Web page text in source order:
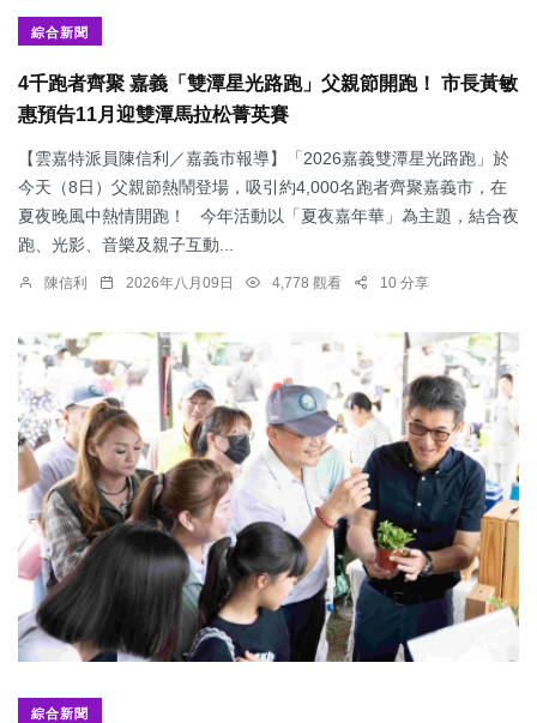
綜合新聞
4千跑者齊聚 嘉義「雙潭星光路跑」父親節開跑！ 市長黃敏
惠預告11月迎雙潭馬拉松菁英賽
【雲嘉特派員陳信利／嘉義市報導】「2026嘉義雙潭星光路跑」於
今天（8日）父親節熱鬧登場，吸引約4,000名跑者齊聚嘉義市，在
夏夜晚風中熱情開跑！ 今年活動以「夏夜嘉年華」為主題，結合夜
跑、光影、音樂及親子互動...
陳信利 2026年八月09日 4,778 觀看 10 分享
綜合新聞